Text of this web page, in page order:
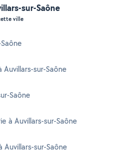
sur-Saône
ville
sur-Saône
Saône
à Auvillars-sur-Saône
sur-Saône